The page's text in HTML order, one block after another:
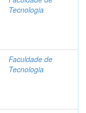
Tecnologia
Faculdade de
Tecnologia